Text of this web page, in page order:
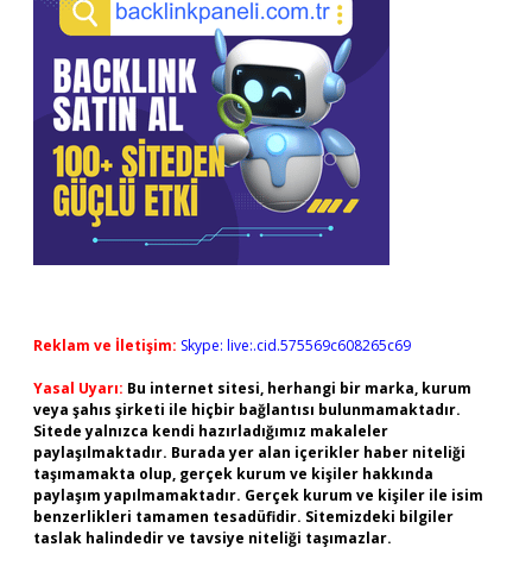
Reklam ve İletişim: Skype: live:.cid.575569c608265c69
Yasal Uyarı: Bu internet sitesi, herhangi bir marka, kurum
veya şahıs şirketi ile hiçbir bağlantısı bulunmamaktadır.
Sitede yalnızca kendi hazırladığımız makaleler
paylaşılmaktadır. Burada yer alan içerikler haber niteliği
taşımamakta olup, gerçek kurum ve kişiler hakkında
paylaşım yapılmamaktadır. Gerçek kurum ve kişiler ile isim
benzerlikleri tamamen tesadüfidir. Sitemizdeki bilgiler
taslak halindedir ve tavsiye niteliği taşımazlar.